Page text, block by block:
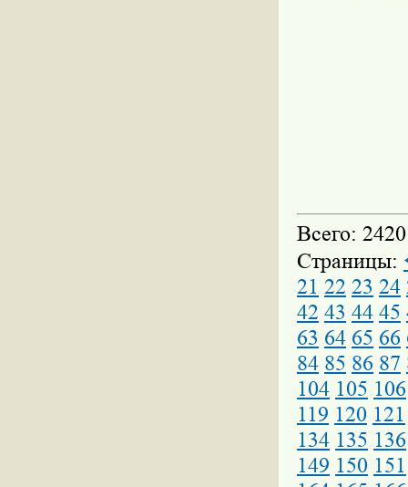
Всего: 2420
Страницы:
21 22 23 24
42 43 44 45
63 64 65 66
84 85 86 87
104 105 106
119 120 121
134 135 136
149 150 151